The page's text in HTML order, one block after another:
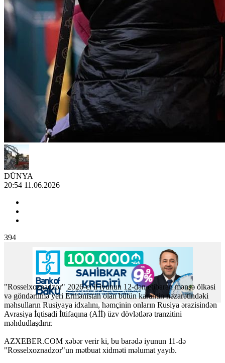
DÜNYA
20:54 11.06.2026
394
"Rosselxoznadzor" 2026-cı il iyunun 12-dən etibarən mənşə ölkəsi
və göndərilmə yeri Ermənistan olan bütün karantin nəzarətindəki
məhsulların Rusiyaya idxalını, həmçinin onların Rusiya ərazisindən
Avrasiya İqtisadi İttifaqına (Aİİ) üzv dövlətlərə tranzitini
məhdudlaşdırır.
AZXEBER.COM xəbər verir ki, bu barədə iyunun 11-də
"Rosselxoznadzor"un mətbuat xidməti məlumat yayıb.